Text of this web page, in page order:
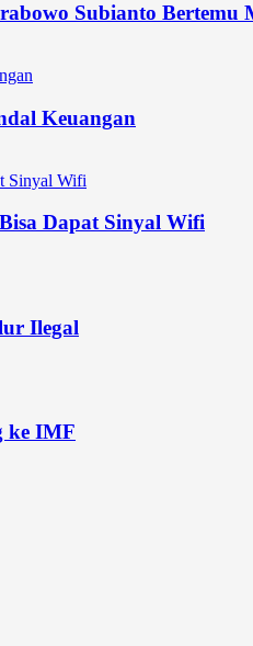
Subianto Bertemu
Keuangan
Dapat Sinyal Wifi
Ilegal
ke IMF